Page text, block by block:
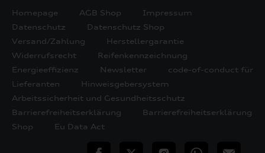
Homepage AGB Shop
Impressum
Datenschutz
Datenschutz Shop
Versand/Zahlung
Herstellergarantie
Widerrufsrecht
Reifenkennzeichnung
Energieeffizienz
Newsletter
code-of-conduct für
Lieferanten
Hinweisgebersystem
Arbeitssicherheit und Gesundheitsschutz
Barrierefreiheitserklärung
Barrierefreiheitserklärung
Shop
Eu Data Act